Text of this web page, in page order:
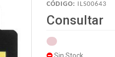
CÓDIGO: ILS00643
Consultar